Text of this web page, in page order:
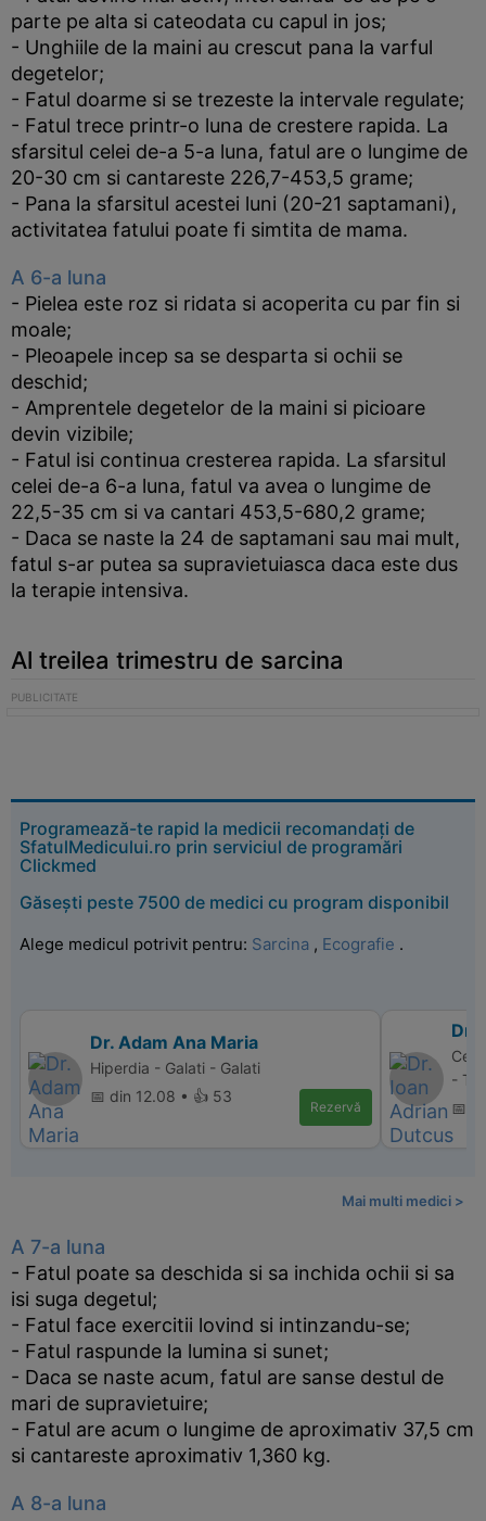
parte pe alta si cateodata cu capul in jos;
- Unghiile de la maini au crescut pana la varful
degetelor;
- Fatul doarme si se trezeste la intervale regulate;
- Fatul trece printr-o luna de crestere rapida. La
sfarsitul celei de-a 5-a luna, fatul are o lungime de
20-30 cm si cantareste 226,7-453,5 grame;
- Pana la sfarsitul acestei luni (20-21 saptamani),
activitatea fatului poate fi simtita de mama.
A 6-a luna
- Pielea este roz si ridata si acoperita cu par fin si
moale;
- Pleoapele incep sa se desparta si ochii se
deschid;
- Amprentele degetelor de la maini si picioare
devin vizibile;
- Fatul isi continua cresterea rapida. La sfarsitul
celei de-a 6-a luna, fatul va avea o lungime de
22,5-35 cm si va cantari 453,5-680,2 grame;
- Daca se naste la 24 de saptamani sau mai mult,
fatul s-ar putea sa supravietuiasca daca este dus
la terapie intensiva.
Al treilea trimestru de sarcina
Programează-te rapid la medicii recomandați de
SfatulMedicului.ro prin serviciul de programări
Clickmed
Găsești peste 7500 de medici cu program disponibil
Alege medicul potrivit pentru: Sarcina , Ecografie .
Dr. Adam Ana Maria
Hiperdia - Galati - Galati
📅 din 12.08 • 👍 53
Rezervă
Dr.
-
📅
Mai multi medici >
A 7-a luna
- Fatul poate sa deschida si sa inchida ochii si sa
isi suga degetul;
- Fatul face exercitii lovind si intinzandu-se;
- Fatul raspunde la lumina si sunet;
- Daca se naste acum, fatul are sanse destul de
mari de supravietuire;
- Fatul are acum o lungime de aproximativ 37,5 cm
si cantareste aproximativ 1,360 kg.
A 8-a luna